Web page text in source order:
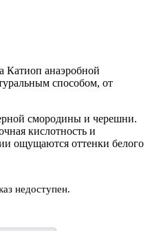
Катиоп анаэробной
способом, от
смородины и черешни.
кислотность и
ощущаются оттенки белого
недоступен.